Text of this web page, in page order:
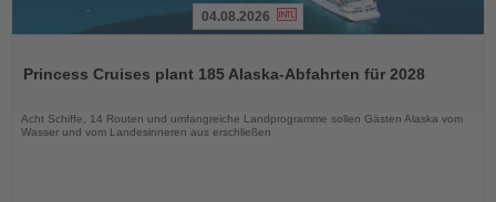
die
04.08.2026
Princess Cruises plant 185 Alaska-Abfahrten für 2028
Acht Schiffe, 14 Routen und umfangreiche Landprogramme sollen Gästen Alaska vom
Wasser und vom Landesinneren aus erschließen